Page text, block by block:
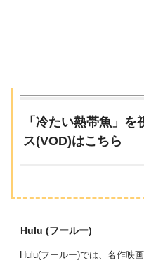
「冷たい熱帯魚」
ス(VOD)はこちら
Hulu (フールー)
Hulu(フールー)では、名作映